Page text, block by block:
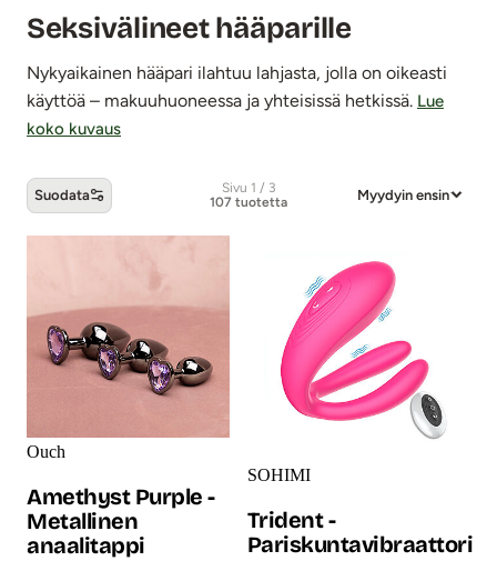
Seksivälineet hääparille
Nykyaikainen hääpari ilahtuu lahjasta, jolla on oikeasti
käyttöä – makuuhuoneessa ja yhteisissä hetkissä. Lue
koko kuvaus
Suodata
Sivu 1 / 3
107 tuotetta
Myydyin ensin
Seksivälineet hääparille -tuotteet
Ouch
Amethyst Purple -
Metallinen
anaalitappi
SOHIMI
Trident -
Pariskuntavibraattori